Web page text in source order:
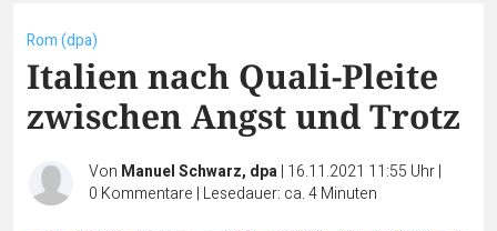
Rom (dpa)
Italien nach Quali-Pleite
zwischen Angst und Trotz
Von Manuel Schwarz, dpa| 16.11.2021 11:55 Uhr|
0 Kommentare | Lesedauer: ca. 4 Minuten